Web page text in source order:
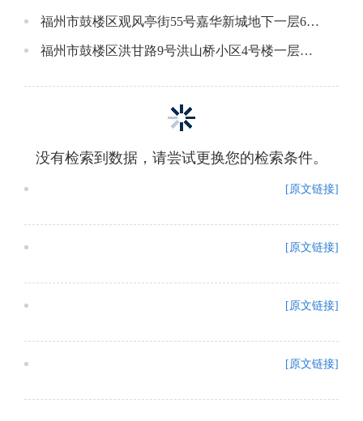
福州市鼓楼区观风亭街55号嘉华新城地下一层69号车位公开招租公告
福州市鼓楼区洪甘路9号洪山桥小区4号楼一层场所
没有检索到数据，请尝试更换您的检索条件。
[原文链接]
[原文链接]
[原文链接]
[原文链接]